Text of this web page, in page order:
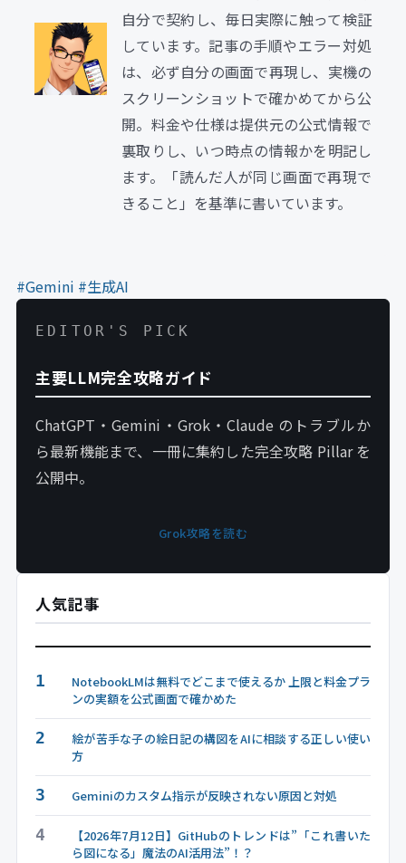
自分で契約し、毎日実際に触って検証
しています。記事の手順やエラー対処
は、必ず自分の画面で再現し、実機の
スクリーンショットで確かめてから公
開。料金や仕様は提供元の公式情報で
裏取りし、いつ時点の情報かを明記し
ます。「読んだ人が同じ画面で再現で
きること」を基準に書いています。
#Gemini #生成AI
EDITOR'S PICK
主要LLM完全攻略ガイド
ChatGPT・Gemini・Grok・Claude のトラブルか
ら最新機能まで、一冊に集約した完全攻略 Pillar を
公開中。
Grok攻略を読む
人気記事
1
NotebookLMは無料でどこまで使えるか 上限と料金プラ
ンの実額を公式画面で確かめた
2
絵が苦手な子の絵日記の構図をAIに相談する正しい使い
方
3 Geminiのカスタム指示が反映されない原因と対処
4
【2026年7月12日】GitHubのトレンドは”「これ書いた
ら図になる」魔法のAI活用法”！？